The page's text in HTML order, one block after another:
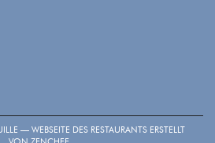
neues Fenster))
ein neues Fenster))
— WEBSEITE DES RESTAURANTS ERSTELLT
((ÖFFNET EIN NEUES FENSTER))